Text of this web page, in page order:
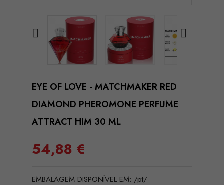
 
EYE OF LOVE - MATCHMAKER RED
DIAMOND PHEROMONE PERFUME
ATTRACT HIM 30 ML
54,88 €
EMBALAGEM DISPONÍVEL EM: /pt/